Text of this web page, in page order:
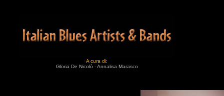
A cura di:
Gloria De Nicolò - Annalisa Marasco